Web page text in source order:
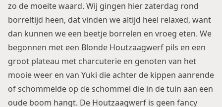
zo de moeite waard. Wij gingen hier zaterdag rond
borreltijd heen, dat vinden we altijd heel relaxed, want
dan kunnen we een beetje borrelen en vroeg eten. We
begonnen met een Blonde Houtzaagwerf pils en een
groot plateau met charcuterie en genoten van het
mooie weer en van Yuki die achter de kippen aanrende
of schommelde op de schommel die in de tuin aan een
oude boom hangt. De Houtzaagwerf is geen fancy